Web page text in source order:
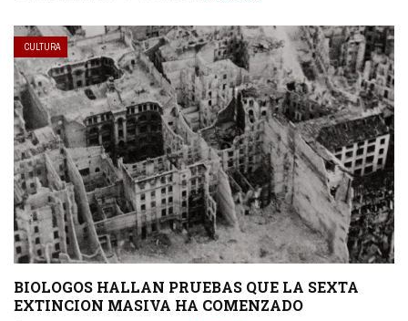
CULTURA
BIOLOGOS HALLAN PRUEBAS QUE LA SEXTA
EXTINCION MASIVA HA COMENZADO